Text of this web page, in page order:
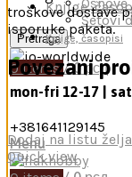
Knjige,
Pretraga
mon-fri 12-17 |
+381641129145
Menu
Setovi
Knjige, časopisi
0items/ 0рсд
troškove dostave
isporuke paketa.
Povezani
Dodaj na listu želja
Quick view